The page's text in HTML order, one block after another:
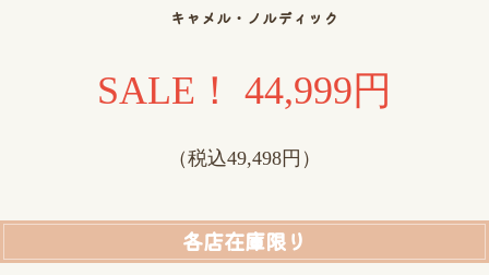
キャメル・ノルディック
SALE！ 44,999円
（税込49,498円）
各店在庫限り